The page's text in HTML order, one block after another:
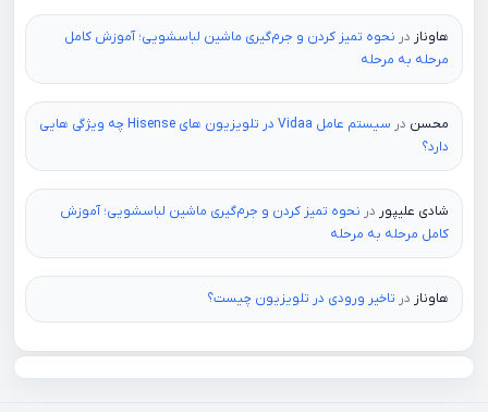
هاوناز در نحوه تمیز کردن و جرم‌گیری ماشین لباسشویی؛ آموزش کامل
مرحله به مرحله
محسن در
سیستم عامل Vidaa در تلویزیون های Hisense چه ویژگی هایی
دارد؟
شادی علیپور در نحوه تمیز کردن و جرم‌گیری ماشین لباسشویی؛ آموزش
کامل مرحله به مرحله
هاوناز در تاخیر ورودی در تلویزیون چیست؟